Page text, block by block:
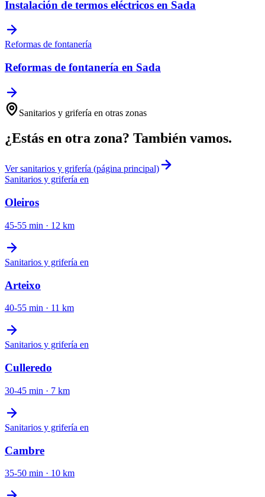
Instalación de termos eléctricos en Sada
Reformas de fontanería
Reformas de fontanería en Sada
Sanitarios y grifería en otras zonas
¿Estás en otra zona? También vamos.
Versanitarios y grifería (página principal)
Sanitarios y grifería en
Oleiros
45-55 min · 12 km
Sanitarios y grifería en
Arteixo
40-55 min · 11 km
Sanitarios y grifería en
Culleredo
30-45 min · 7 km
Sanitarios y grifería en
Cambre
35-50 min · 10 km